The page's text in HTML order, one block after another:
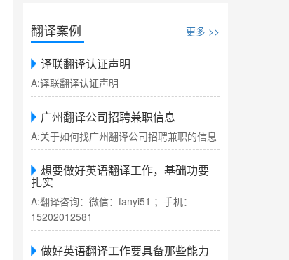
翻译案例 更多 >>
译联翻译认证声明
A:译联翻译认证声明
广州翻译公司招聘兼职信息
A:关于如何找广州翻译公司招聘兼职的信息
想要做好英语翻译工作，基础功要
扎实
A:翻译咨询：微信：fanyi51 ；手机：
15202012581
做好英语翻译工作要具备那些能力